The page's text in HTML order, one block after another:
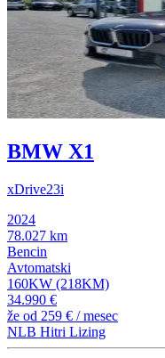
BMW X1
xDrive23i
2024
78.027 km
Bencin
Avtomatski
160KW (218KM)
34.990 €
že od 259 € / mesec
NLB Hitri Lizing